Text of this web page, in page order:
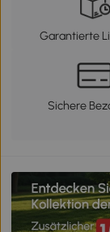
Garantierte
Sichere